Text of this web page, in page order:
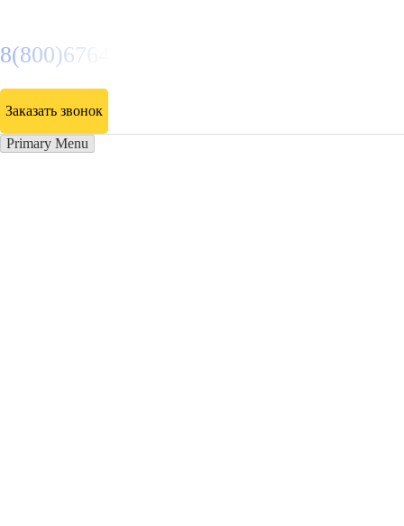
8(800)6764935
Заказать звонок
Primary Menu